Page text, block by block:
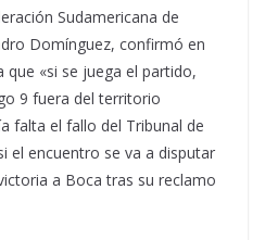
Sudamericana de
Domínguez, confirmó en
que «si se juega el partido,
9 fuera del territorio
falta el fallo del Tribunal de
el encuentro se va a disputar
a Boca tras su reclamo